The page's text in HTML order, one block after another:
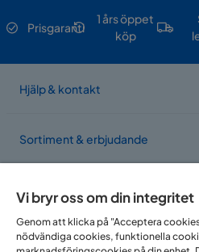
Prisgaranti
1 års öppet
köp
Hjälp & kontakt
Sortiment & erbjudande
Om Trademax
Vi finns i
Vi bryr oss om din integritet
Genom att klicka på "Acceptera
nödvändiga cookies, funktionella